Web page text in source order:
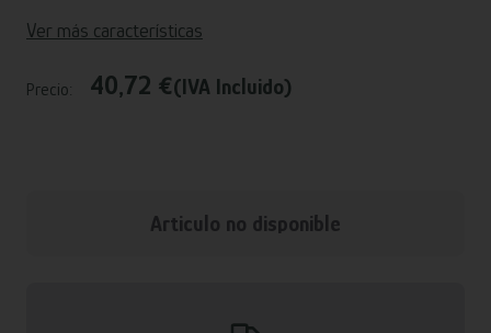
Ver más características
Precio: 40,72 €(IVA Incluido)
Articulo no disponible